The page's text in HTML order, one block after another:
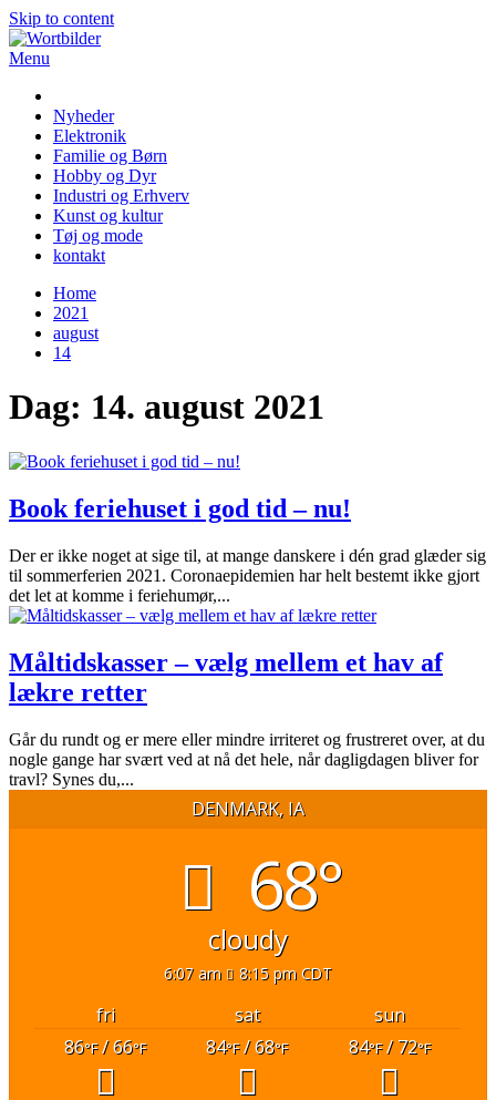
Skip to content
Menu
Nyheder
Elektronik
Familie og Børn
Hobby og Dyr
Industri og Erhverv
Kunst og kultur
Tøj og mode
kontakt
Home
2021
august
14
Dag: 14. august 2021
Book feriehuset i god tid – nu!
Der er ikke noget at sige til, at mange danskere i dén grad glæder sig
til sommerferien 2021. Coronaepidemien har helt bestemt ikke gjort
det let at komme i feriehumør,...
Måltidskasser – vælg mellem et hav af
lækre retter
Går du rundt og er mere eller mindre irriteret og frustreret over, at du
nogle gange har svært ved at nå det hele, når dagligdagen bliver for
travl? Synes du,...
DENMARK, IA
68°
cloudy
6:07 am 8:15 pm CDT
fri sat
sun
86°F/ 66°F 84°F/ 68°F 84°F/ 72°F